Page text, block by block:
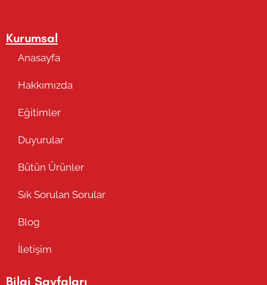
Kurumsal
Anasayfa
Hakkımızda
Eğitimler
Duyurular
Bütün Ürünler
Sık Sorulan Sorular
Blog
İletişim
Bilgi Sayfaları